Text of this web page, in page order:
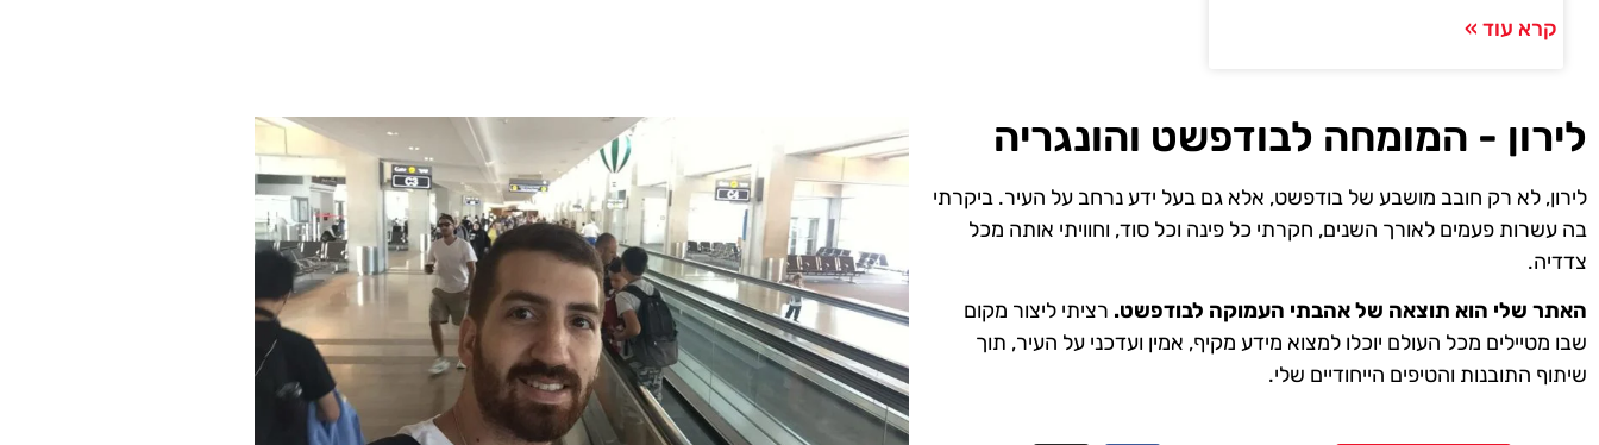
קרא עוד »
לירון - המומחה לבודפשט והונגריה
לירון, לא רק חובב מושבע של בודפשט, אלא גם בעל ידע נרחב על העיר. ביקרתי
בה עשרות פעמים לאורך השנים, חקרתי כל פינה וכל סוד, וחוויתי אותה מכל
צדדיה.
האתר שלי הוא תוצאה של אהבתי העמוקה לבודפשט. רציתי ליצור מקום
שבו מטיילים מכל העולם יוכלו למצוא מידע מקיף, אמין ועדכני על העיר, תוך
שיתוף התובנות והטיפים הייחודיים שלי.